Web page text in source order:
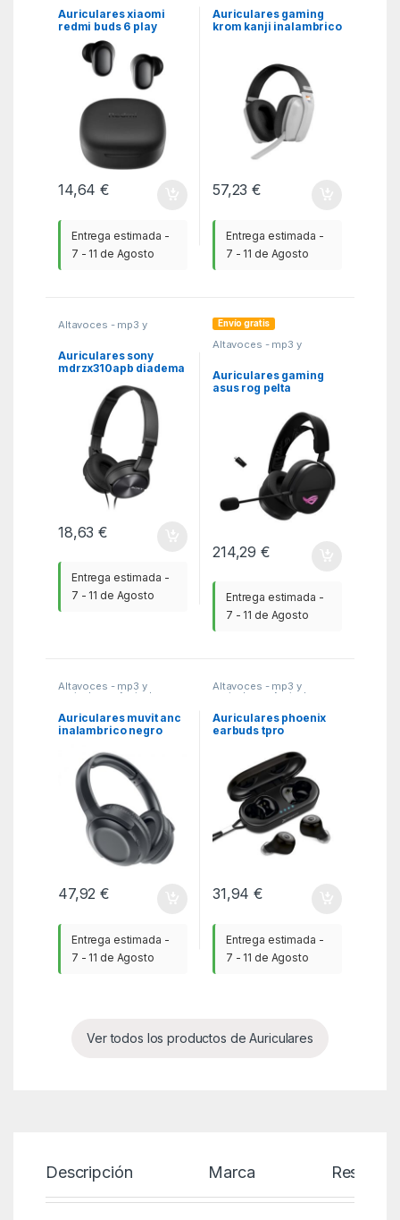
Auriculares xiaomi
redmi buds 6 play
inalambrico negro
14,64€
Entrega estimada -
7 - 11 de Agosto
Auriculares gaming
krom kanji inalambrico
57,23€
Entrega estimada -
7 - 11 de Agosto
Altavoces - mp3 y
Auriculares sony
mdrzx310apb diadema
microfono
18,63€
Entrega estimada -
7 - 11 de Agosto
Envío gratis
Altavoces - mp3 y
Auriculares gaming
asus rog pelta
214,29€
Entrega estimada -
7 - 11 de Agosto
Altavoces - mp3 y
auriculares Auriculares
Auriculares muvit anc
inalambrico negro
47,92€
Entrega estimada -
7 - 11 de Agosto
Altavoces - mp3 y
auriculares Auriculares
Auriculares phoenix
earbuds tpro
chipset realtek
31,94€
Entrega estimada -
7 - 11 de Agosto
Ver todos los productos de Auriculares
Descripción Marca Reseñas